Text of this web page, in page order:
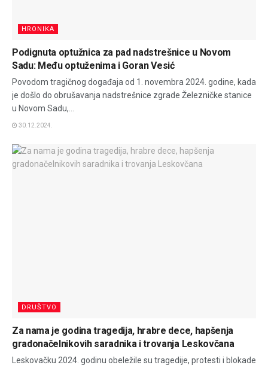
HRONIKA
Podignuta optužnica za pad nadstrešnice u Novom
Sadu: Među optuženima i Goran Vesić
Povodom tragičnog događaja od 1. novembra 2024. godine, kada
je došlo do obrušavanja nadstrešnice zgrade Železničke stanice
u Novom Sadu,...
30.12.2024.
DRUŠTVO
Za nama je godina tragedija, hrabre dece, hapšenja
gradonačelnikovih saradnika i trovanja Leskovčana
Leskovačku 2024. godinu obeležile su tragedije, protesti i blokade